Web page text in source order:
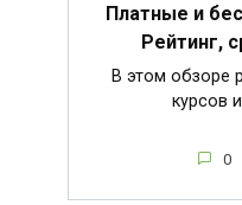
Платные и
Рейтинг,
В этом обзоре
курсов
0